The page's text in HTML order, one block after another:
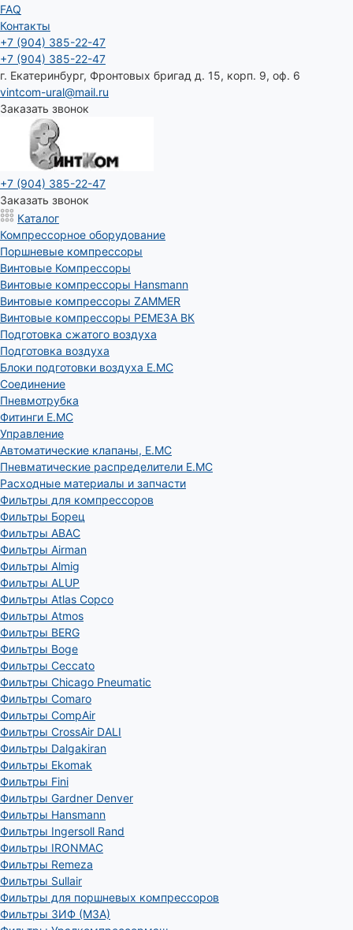
FAQ
Контакты
+7 (904) 385-22-47
+7 (904) 385-22-47
г. Екатеринбург, Фронтовых бригад д. 15, корп. 9, оф. 6
vintcom-ural@mail.ru
Заказать звонок
+7 (904) 385-22-47
Заказать звонок
Каталог
Компрессорное оборудование
Поршневые компрессоры
Винтовые Компрессоры
Винтовые компрессоры Hansmann
Винтовые компрессоры ZAMMER
Винтовые компрессоры РЕМЕЗА ВК
Подготовка сжатого воздуха
Подготовка воздуха
Блоки подготовки воздуха E.MC
Соединение
Пневмотрубка
Фитинги E.MC
Управление
Автоматические клапаны, Е.МС
Пневматические распределители E.MC
Расходные материалы и запчасти
Фильтры для компрессоров
Фильтры Борец
Фильтры ABAC
Фильтры Airman
Фильтры Almig
Фильтры ALUP
Фильтры Atlas Copco
Фильтры Atmos
Фильтры BERG
Фильтры Boge
Фильтры Ceccato
Фильтры Chicago Pneumatic
Фильтры Comaro
Фильтры CompAir
Фильтры CrossAir DALI
Фильтры Dalgakiran
Фильтры Ekomak
Фильтры Fini
Фильтры Gardner Denver
Фильтры Hansmann
Фильтры Ingersoll Rand
Фильтры IRONMAC
Фильтры Remeza
Фильтры Sullair
Фильтры для поршневых компрессоров
Фильтры ЗИФ (МЗА)